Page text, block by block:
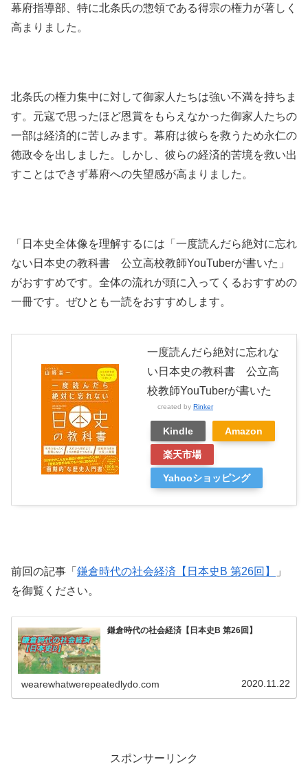
幕府指導部、特に北条氏の惣領である得宗の権力が著しく
高まりました。
北条氏の権力集中に対して御家人たちは強い不満を持ちま
す。元寇で思ったほど恩賞をもらえなかった御家人たちの
一部は経済的に苦しみます。幕府は彼らを救うため永仁の
徳政令を出しました。しかし、彼らの経済的苦境を救い出
すことはできず幕府への失望感が高まりました。
「日本史全体像を理解するには「一度読んだら絶対に忘れ
ない日本史の教科書 公立高校教師YouTuberが書いた」
がおすすめです。全体の流れが頭に入ってくるおすすめの
一冊です。ぜひとも一読をおすすめします。
一度読んだら絶対に忘れな
い日本史の教科書 公立高
校教師YouTuberが書いた
created by Rinker
Kindle Amazon
楽天市場
Yahooショッピング
前回の記事「 鎌倉時代の社会経済【日本史B 第26回】
」
を御覧ください。
鎌倉時代の社会経済【日本史B 第26回】
wearewhatwerepeatedlydo.com 2020.11.22
スポンサーリンク